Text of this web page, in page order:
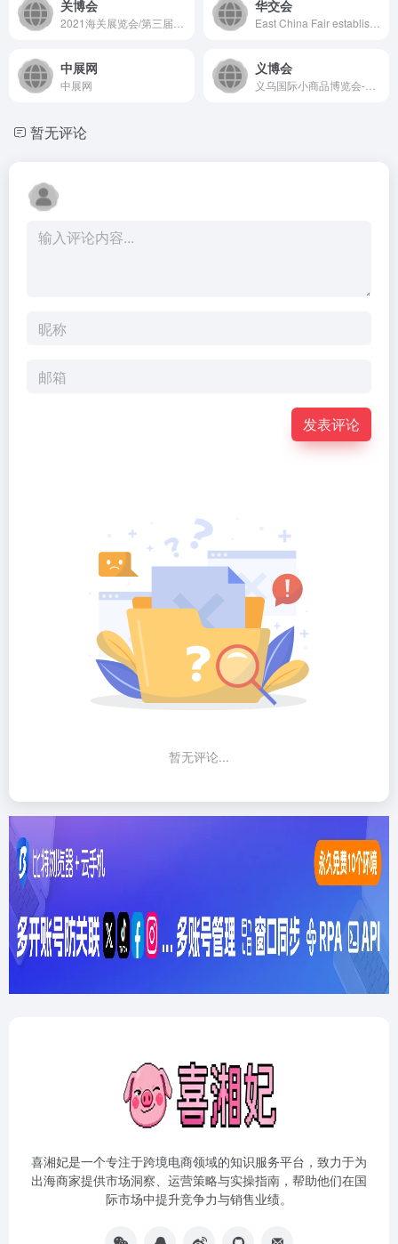
关博会 华交会
中展网
中展网
义博会
暂无评论
发表评论
暂无评论...
喜湘妃是一个专注于跨境电商领域的知识服务平台，致力于为
出海商家提供市场洞察、运营策略与实操指南，帮助他们在国
际市场中提升竞争力与销售业绩。